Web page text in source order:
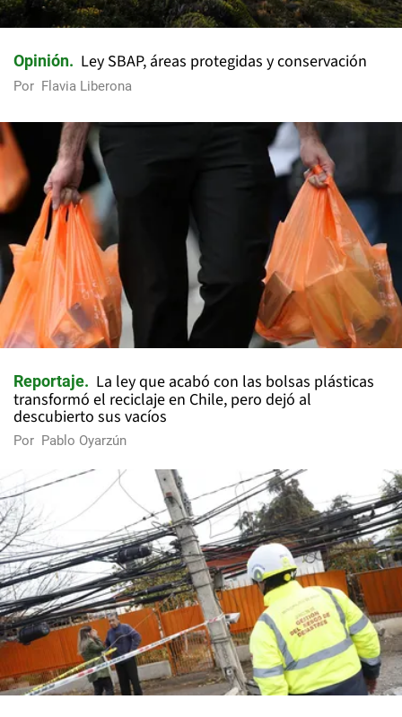
Opinión Ley SBAP, áreas protegidas y conservación
Por Flavia Liberona
Reportaje
La ley que acabó con las bolsas plásticas
transformó el reciclaje en Chile, pero dejó al
descubierto sus vacíos
Por Pablo Oyarzún